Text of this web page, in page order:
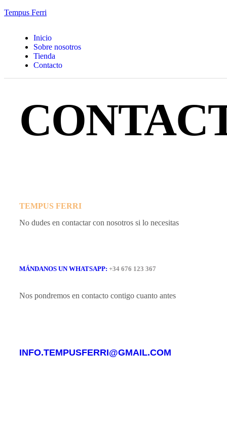
Tempus Ferri
Inicio
Sobre nosotros
Tienda
Contacto
TEMPUS FERRI
No dudes en contactar con nosotros si lo necesitas
MÁNDANOS UN WHATSAPP: +34 676 123 367
Nos pondremos en contacto contigo cuanto antes
INFO.TEMPUSFERRI@GMAIL.COM